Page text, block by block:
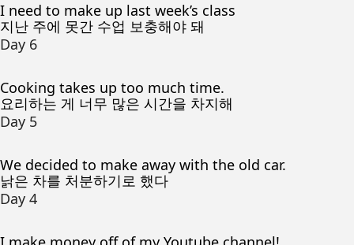
I need to make up last week’s class
지난 주에 못간 수업 보충해야 돼
Day 6
Cooking takes up too much time.
요리하는 게 너무 많은 시간을 차지해
Day 5
We decided to make away with the old car.
낡은 차를 처분하기로 했다
Day 4